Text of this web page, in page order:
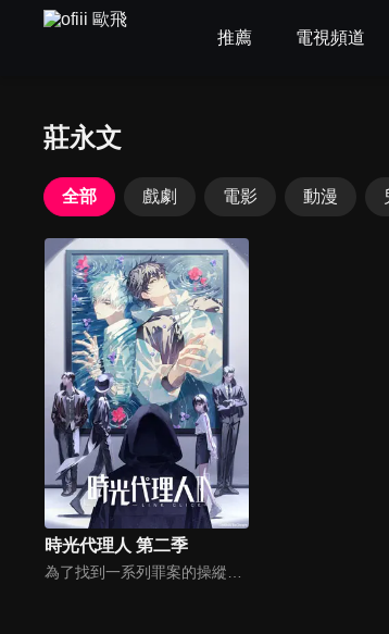
推薦 電視頻道
莊永文
全部 戲劇 電影 動漫
時光代理人 第二季